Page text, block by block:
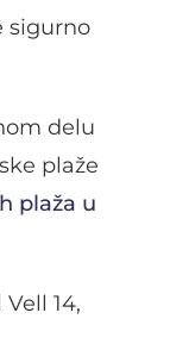
sigurno
delu
plaže
plaža u
14,